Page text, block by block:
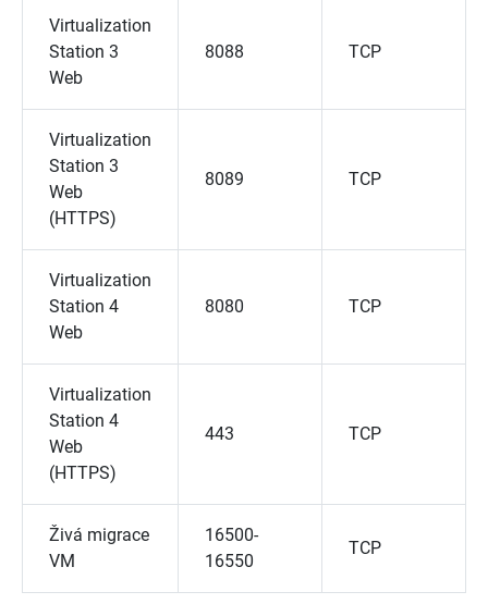
Virtualization
Station 3
Web
8088 TCP
Virtualization
Station 3
Web
(HTTPS)
8089 TCP
Virtualization
Station 4
Web
8080 TCP
Virtualization
Station 4
Web
(HTTPS)
443 TCP
Živá migrace
VM
16500-
16550
TCP